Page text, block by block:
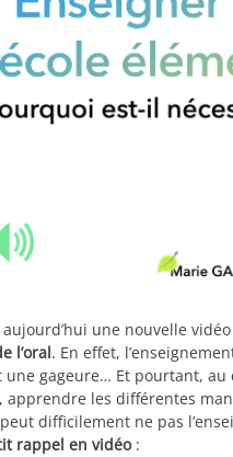
aujourd’hui une nouvelle
l’oral. En effet,
gageure… Et pourtant, au
apprendre les différentes
difficilement ne pas
rappel en vidéo: